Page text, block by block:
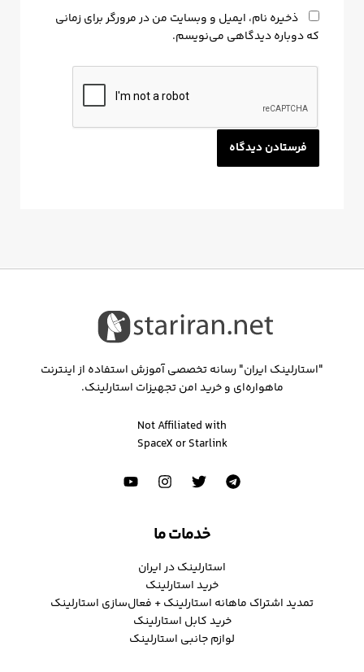
ذخیره نام، ایمیل و وبسایت من در مرورگر برای زمانی
که دوباره دیدگاهی می‌نویسم.
"استارلینک ایران" رسانه تخصصی آموزش استفاده از اینترنت
ماهواره‌ای و خرید امن تجهیزات استارلینک.
Not Affiliated with
SpaceX or Starlink
خدمات ما
استارلینک در ایران
خرید استارلینک
تمدید اشتراک ماهانه استارلینک + فعال‌سازی استارلینک
خرید کابل استارلینک
لوازم جانبی استارلینک